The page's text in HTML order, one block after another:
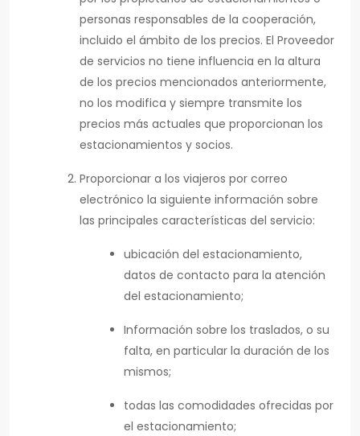
personas responsables de la cooperación,
incluido el ámbito de los precios. El Proveedor
de servicios no tiene influencia en la altura
de los precios mencionados anteriormente,
no los modifica y siempre transmite los
precios más actuales que proporcionan los
estacionamientos y socios.
Proporcionar a los viajeros por correo
electrónico la siguiente información sobre
las principales características del servicio:
ubicación del estacionamiento,
datos de contacto para la atención
del estacionamiento;
Información sobre los traslados, o su
falta, en particular la duración de los
mismos;
todas las comodidades ofrecidas por
el estacionamiento;